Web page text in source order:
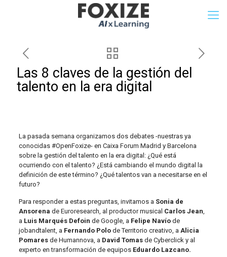
Las 8 claves de la gestión del
talento en la era digital
La pasada semana organizamos dos debates -nuestras ya
conocidas #OpenFoxize- en Caixa Forum Madrid y Barcelona
sobre la gestión del talento en la era digital: ¿Qué está
ocurriendo con el talento? ¿Está cambiando el mundo digital la
definición de este término? ¿Qué talentos van a necesitarse en el
futuro?
Para responder a estas preguntas, invitamos a Sonia de
Ansorena de Euroresearch, al productor musical Carlos Jean,
a Luis Marqués Defoin de Google, a Felipe Navíode
jobandtalent, a Fernando Polode Territorio creativo, a Alicia
Pomaresde Humannova, a David Tomasde Cyberclick y al
experto en transformación de equipos Eduardo Lazcano.